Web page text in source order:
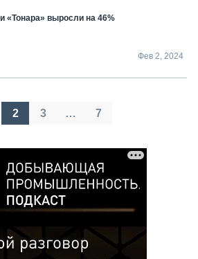
«Тонара» выросли на 46%
Фев 2, 2024
2 3 … 7